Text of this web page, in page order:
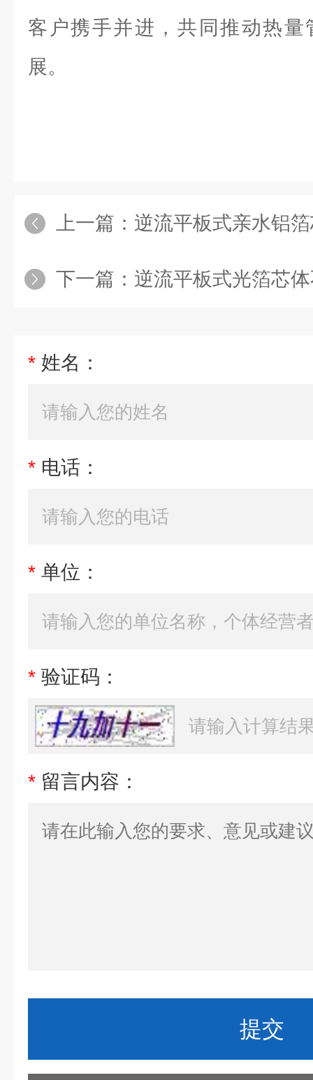
客户携手并进，共同推动热
展。
上一篇： 逆流平板式亲水铝
下一篇： 逆流平板式光箔芯
* 姓名：
* 电话：
* 单位：
* 验证码：
* 留言内容：